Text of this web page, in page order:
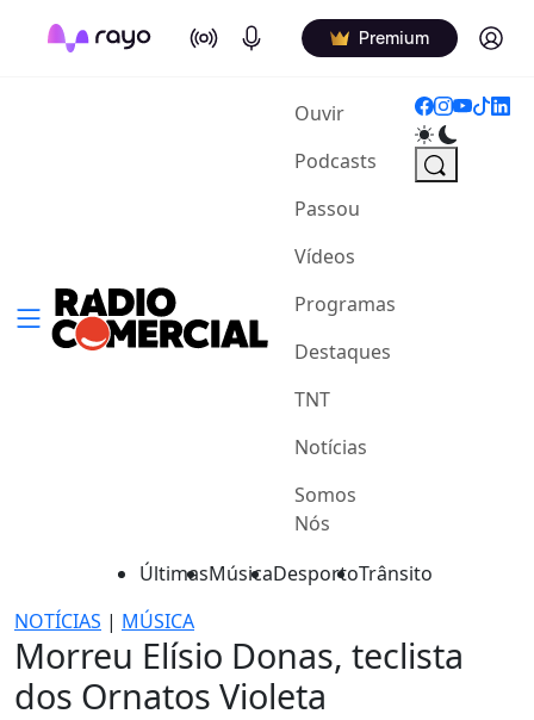
On Air Podcasts Premium Log in
Ouvir(current)
Podcasts
Passou
Vídeos
Programas
Destaques
TNT
Notícias
Somos
Nós
ÚltimasMúsicaDesportoTrânsito
NOTÍCIAS | MÚSICA
Morreu Elísio Donas, teclista
dos Ornatos Violeta